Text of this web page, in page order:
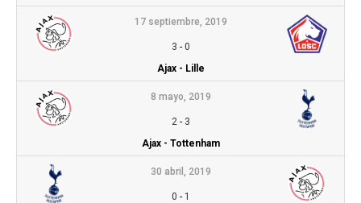
17 septiembre, 2019
3 - 0
Ajax - Lille
8 mayo, 2019
2- 3
Ajax - Tottenham
30 abril, 2019
0 - 1